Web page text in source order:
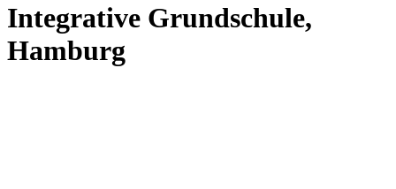
Integrative Grundschule,
Hamburg